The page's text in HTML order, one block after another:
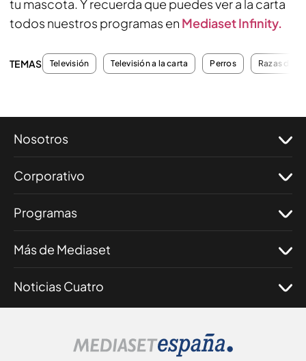
tu mascota. Y recuerda que puedes ver a la carta
todos nuestros programas en Mediaset Infinity.
TEMAS Televisión Televisión a la carta Perros Razas de
Nosotros
Corporativo
Programas
Más de Mediaset
Noticias Cuatro